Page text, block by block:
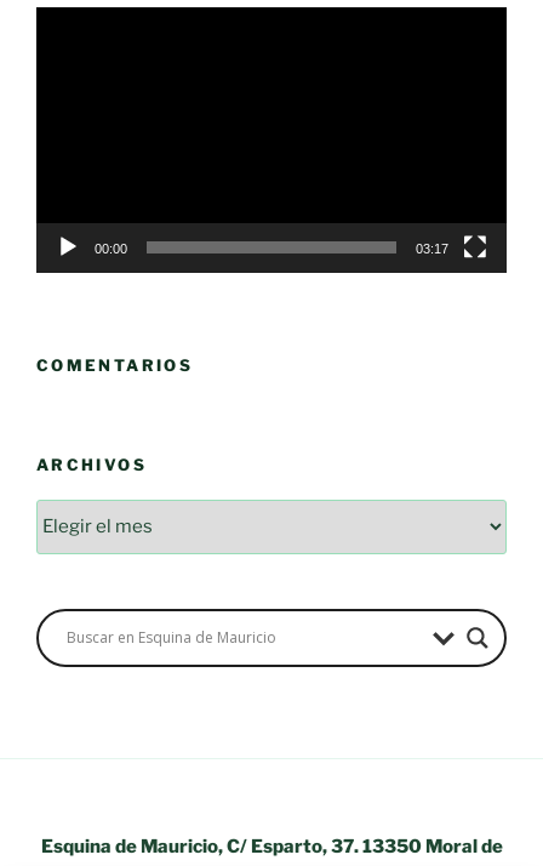
00:00 03:17
COMENTARIOS
ARCHIVOS
Archivos
Esquina de Mauricio, C/ Esparto, 37. 13350 Moral de